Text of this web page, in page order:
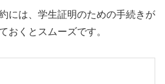
には、学生証明のための手続きが
おくとスムーズです。